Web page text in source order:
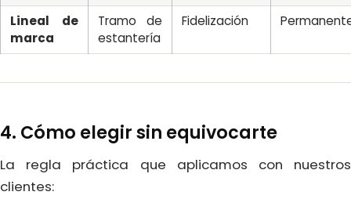
Lineal de
marca
Tramo de
estantería
Fidelización
4. Cómo elegir sin equivocarte
La regla práctica que aplicamos con nuestros
clientes: